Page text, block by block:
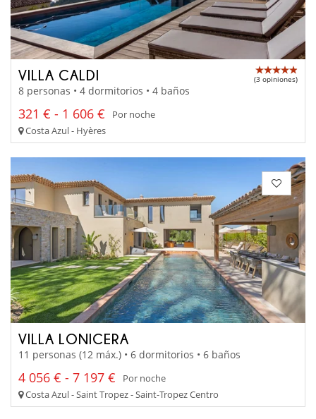
VILLA CALDI (3 opiniones)
8 personas • 4 dormitorios • 4 baños
321 € - 1 606 €
Por noche
Costa Azul - Hyères
VILLA LONICERA
11 personas (12 máx.) • 6 dormitorios • 6 baños
4 056 € - 7 197 €
Por noche
Costa Azul - Saint Tropez - Saint-Tropez Centro